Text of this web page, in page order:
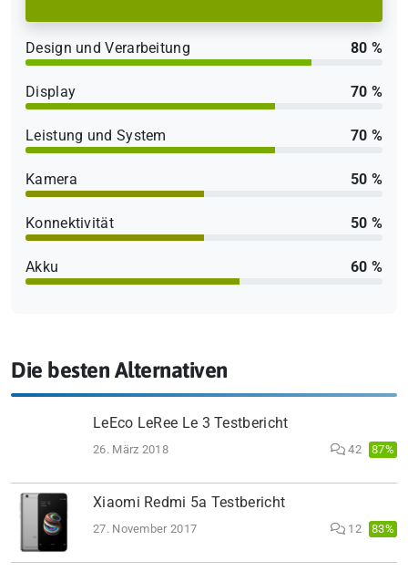
Design und Verarbeitung 80 %
Display 70 %
Leistung und System 70 %
Kamera 50 %
Konnektivität 50 %
Akku 60 %
Die besten Alternativen
LeEco LeRee Le 3 Testbericht
26. März 2018 42 87%
Xiaomi Redmi 5a Testbericht
27. November 2017 12 83%